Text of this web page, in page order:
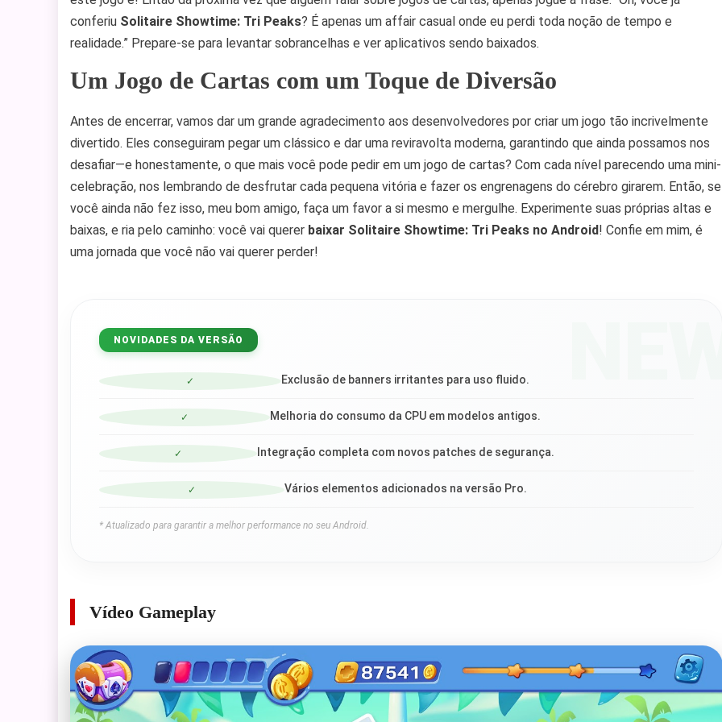
conferiu Solitaire Showtime: Tri Peaks? É apenas um affair casual onde eu perdi toda noção de tempo e
realidade.” Prepare-se para levantar sobrancelhas e ver aplicativos sendo baixados.
Um Jogo de Cartas com um Toque de Diversão
Antes de encerrar, vamos dar um grande agradecimento aos desenvolvedores por criar um jogo tão incrivelmente
divertido. Eles conseguiram pegar um clássico e dar uma reviravolta moderna, garantindo que ainda possamos nos
desafiar—e honestamente, o que mais você pode pedir em um jogo de cartas? Com cada nível parecendo uma mini-
celebração, nos lembrando de desfrutar cada pequena vitória e fazer os engrenagens do cérebro girarem. Então, se
você ainda não fez isso, meu bom amigo, faça um favor a si mesmo e mergulhe. Experimente suas próprias altas e
baixas, e ria pelo caminho: você vai querer baixar Solitaire Showtime: Tri Peaks no Android! Confie em mim, é
uma jornada que você não vai querer perder!
NOVIDADES DA VERSÃO
✓ Exclusão de banners irritantes para uso fluido.
✓ Melhoria do consumo da CPU em modelos antigos.
✓ Integração completa com novos patches de segurança.
✓ Vários elementos adicionados na versão Pro.
* Atualizado para garantir a melhor performance no seu Android.
Vídeo Gameplay